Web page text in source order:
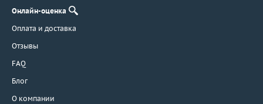
Онлайн-оценка
Оплата и доставка
Отзывы
FAQ
Блог
О компании